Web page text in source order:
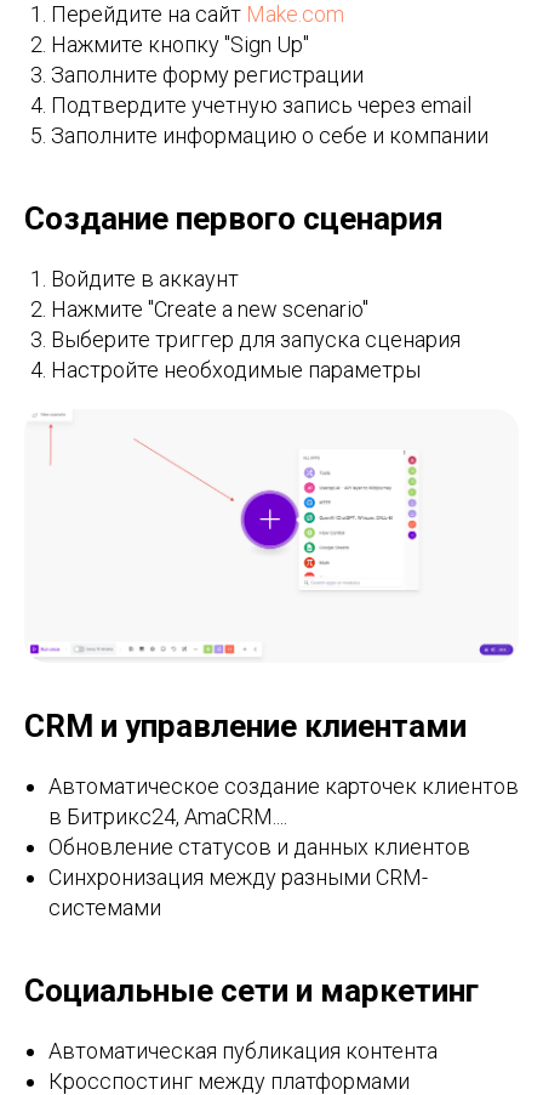
Перейдите на сайт Make.com
Нажмите кнопку "Sign Up"
Заполните форму регистрации
Подтвердите учетную запись через email
Заполните информацию о себе и компании
Создание первого сценария
Войдите в аккаунт
Нажмите "Create a new scenario"
Выберите триггер для запуска сценария
Настройте необходимые параметры
CRM и управление клиентами
Автоматическое создание карточек клиентов
в Битрикс24, AmaCRM....
Обновление статусов и данных клиентов
Синхронизация между разными CRM-
системами
Социальные сети и маркетинг
Автоматическая публикация контента
Кросспостинг между платформами